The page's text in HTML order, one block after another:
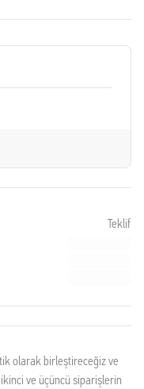
Teklif
olarak birleştireceğiz ve
ve üçüncü siparişlerin